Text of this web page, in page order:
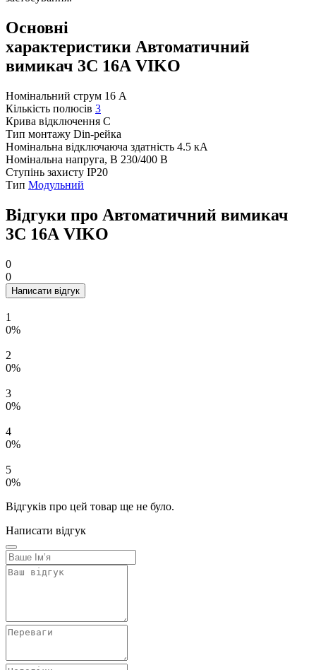
Основні
характеристики Автоматичний
вимикач 3C 16А VIKO
Номінальний струм 16 А
Кількість полюсів 3
Крива відключення C
Тип монтажу Din-рейка
Номінальна відключаюча здатність 4.5 кА
Номінальна напруга, В 230/400 В
Ступінь захисту IP20
Тип Модульний
Відгуки про Автоматичний вимикач
3C 16А VIKO
0
0
Написати відгук
1
0%
2
0%
3
0%
4
0%
5
0%
Відгуків про цей товар ще не було.
Написати відгук